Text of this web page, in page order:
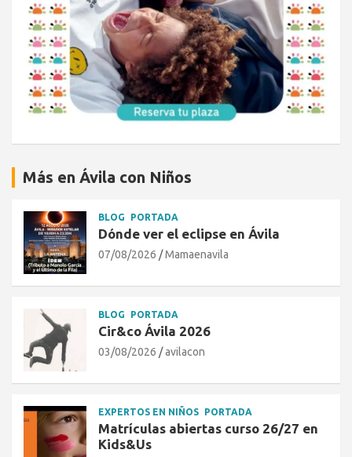
Más en Ávila con Niños
BLOG PORTADA
Dónde ver el eclipse en Ávila
07/08/2026 Mamaenavila
BLOG PORTADA
Cir&co Ávila 2026
03/08/2026 avilacon
EXPERTOS EN NIÑOS PORTADA
Matrículas abiertas curso 26/27 en
Kids&Us